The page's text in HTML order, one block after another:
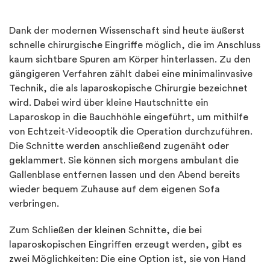
Dank der modernen Wissenschaft sind heute äußerst
schnelle chirurgische Eingriffe möglich, die im Anschluss
kaum sichtbare Spuren am Körper hinterlassen. Zu den
gängigeren Verfahren zählt dabei eine minimalinvasive
Technik, die als laparoskopische Chirurgie bezeichnet
wird. Dabei wird über kleine Hautschnitte ein
Laparoskop in die Bauchhöhle eingeführt, um mithilfe
von Echtzeit-Videooptik die Operation durchzuführen.
Die Schnitte werden anschließend zugenäht oder
geklammert. Sie können sich morgens ambulant die
Gallenblase entfernen lassen und den Abend bereits
wieder bequem Zuhause auf dem eigenen Sofa
verbringen.
Zum Schließen der kleinen Schnitte, die bei
laparoskopischen Eingriffen erzeugt werden, gibt es
zwei Möglichkeiten: Die eine Option ist, sie von Hand